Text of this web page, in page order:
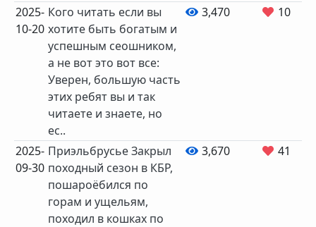
2025-
10-20
Кого читать если вы
хотите быть богатым и
успешным сеошником,
а не вот это вот все:
Уверен, большую часть
этих ребят вы и так
читаете и знаете, но
ес..
3,470 10
2025-
09-30
Приэльбрусье Закрыл
походный сезон в КБР,
пошароёбился по
горам и ущельям,
походил в кошках по
3,670 41